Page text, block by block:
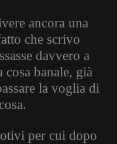
ancora una
che scrivo
davvero a
cosa banale, già
la voglia di
per cui dopo